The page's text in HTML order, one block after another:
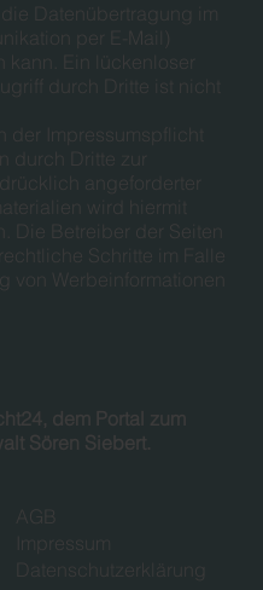
Datenübertragung im
per E-Mail)
Ein lückenloser
durch Dritte ist nicht
der Impressumspflicht
durch Dritte zur
angeforderter
wird hiermit
Die Betreiber der Seiten
Schritte im Falle
Werbeinformationen
dem Portal zum
Sören Siebert.
AGB
Impressum
Datenschutzerklärung